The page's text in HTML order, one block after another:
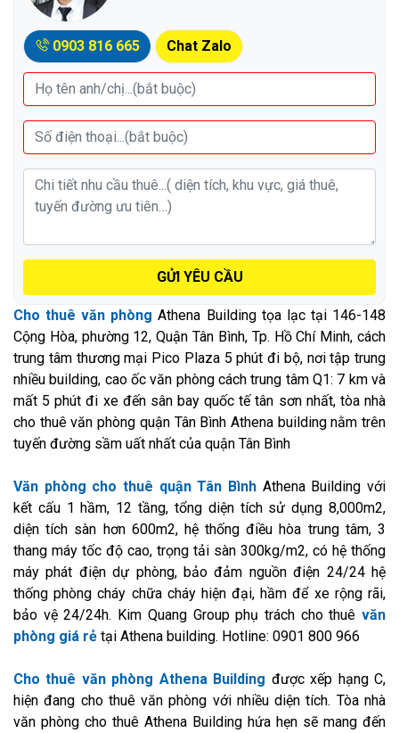
0903 816 665 Chat Zalo
GỬI YÊU CẦU
Cho thuê văn phòng Athena Building tọa lạc tại 146-148
Cộng Hòa, phường 12, Quận Tân Bình, Tp. Hồ Chí Minh, cách
trung tâm thương mại Pico Plaza 5 phút đi bộ, nơi tập trung
nhiều building, cao ốc văn phòng cách trung tâm Q1: 7 km và
mất 5 phút đi xe đến sân bay quốc tế tân sơn nhất, tòa nhà
cho thuê văn phòng quận Tân Bình Athena building nằm trên
tuyến đường sầm uất nhất của quận Tân Bình
Văn phòng cho thuê quận Tân Bình Athena Building với
kết cấu 1 hầm, 12 tầng, tổng diện tích sử dụng 8,000m2,
diện tích sàn hơn 600m2, hệ thống điều hòa trung tâm, 3
thang máy tốc độ cao, trọng tải sàn 300kg/m2, có hệ thống
máy phát điện dự phòng, bảo đảm nguồn điện 24/24 hệ
thống phòng cháy chữa cháy hiện đại, hầm để xe rộng rãi,
bảo vệ 24/24h. Kim Quang Group phụ trách cho thuê văn
phòng giá rẻ tại Athena building. Hotline: 0901 800 966
Cho thuê văn phòng Athena Building được xếp hạng C,
hiện đang cho thuê văn phòng với nhiều diện tích. Tòa nhà
văn phòng cho thuê Athena Building hứa hẹn sẽ mang đến